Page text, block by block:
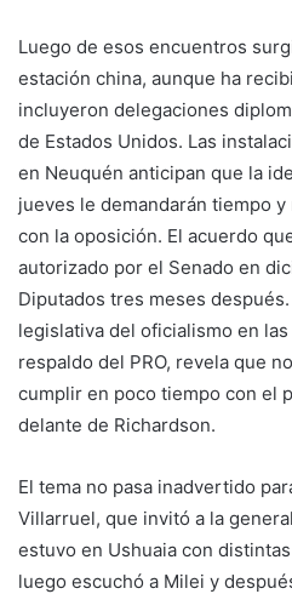
Luego de esos encuentros
estación china, aunque ha
incluyeron delegaciones
de Estados Unidos. Las
en Neuquén anticipan que la
jueves le demandarán tiempo
con la oposición. El acuerdo
autorizado por el Senado en
Diputados tres meses
legislativa del oficialismo en
respaldo del PRO, revela que
cumplir en poco tiempo con el
delante de Richardson.
El tema no pasa inadvertido
Villarruel, que invitó a la
estuvo en Ushuaia con
luego escuchó a Milei y